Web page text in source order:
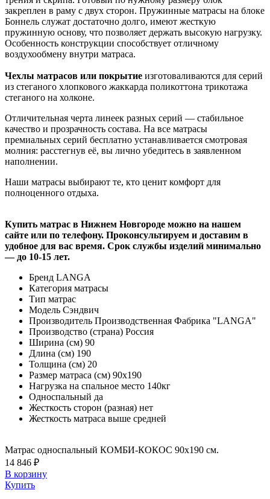
закреплен в раму с двух сторон. Пружинные матрасы на блоке
Боннель служат достаточно долго, имеют жесткую
пружинную основу, что позволяет держать высокую нагрузку.
Особенность конструкции способствует отличному
воздухообмену внутри матраса.
Чехлы матрасов или покрытие изготоваливаются для серий
из стеганого хлопкового жаккарда поликоттона трикотажа
стеганого на холконе.
Отличительная черта линеек разных серий — стабильное
качество и прозрачность состава. На все матрасы
премиальных серий бесплатно устанавливается смотровая
молния: расстегнув её, вы лично убедитесь в заявленном
наполнении.
Наши матрасы выбирают те, кто ценит комфорт для
полноценного отдыха.
Купить матрас в Нижнем Новгороде можно на нашем
сайте или по телефону. Проконсультируем и доставим в
удобное для вас время. Срок службы изделий минимально
— до 10-15 лет.
Бренд LANGA
Категория матрасы
Тип матрас
Модель Сэндвич
Производитель Производственная Фабрика "LANGA"
Производство (страна) Россия
Ширина (см) 90
Длина (см) 190
Толщина (см) 20
Размер матраса (см) 90х190
Нагрузка на спальное место 140кг
Односпальный да
Жесткость сторон (разная) нет
Жесткость матраса выше средней
Матрас односпальный КОМБИ-КОКОС 90х190 см.
14 846 ₽
В корзину
Купить